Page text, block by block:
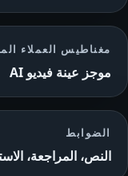
مغناطيس العملاء
موجز عينة فيديو AI
الضوابط
النص، المراجعة،